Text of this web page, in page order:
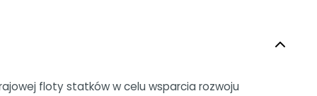
floty statków w celu wsparcia rozwoju